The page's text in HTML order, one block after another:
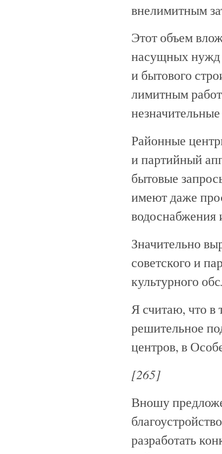
внелимитным
Этот объем
насущных нужд
и бытового
лимитным
Районные
и партийный
бытовые
имеют даже
водоснабжения
Значительно
советского и
культурного
Я считаю, что в
решительное
центров, в
[265]
Вношу
разработать